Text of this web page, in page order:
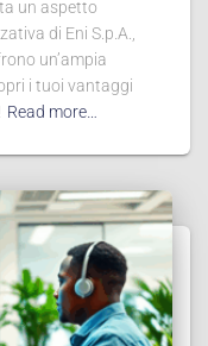
un aspetto
di Eni S.p.A.,
un’ampia
i tuoi vantaggi
Read more…